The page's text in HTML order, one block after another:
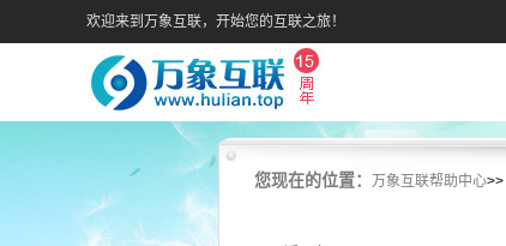
欢迎来到万象互联，开始您的互联之旅！
您现在的位置： 万象互联帮助中心>>